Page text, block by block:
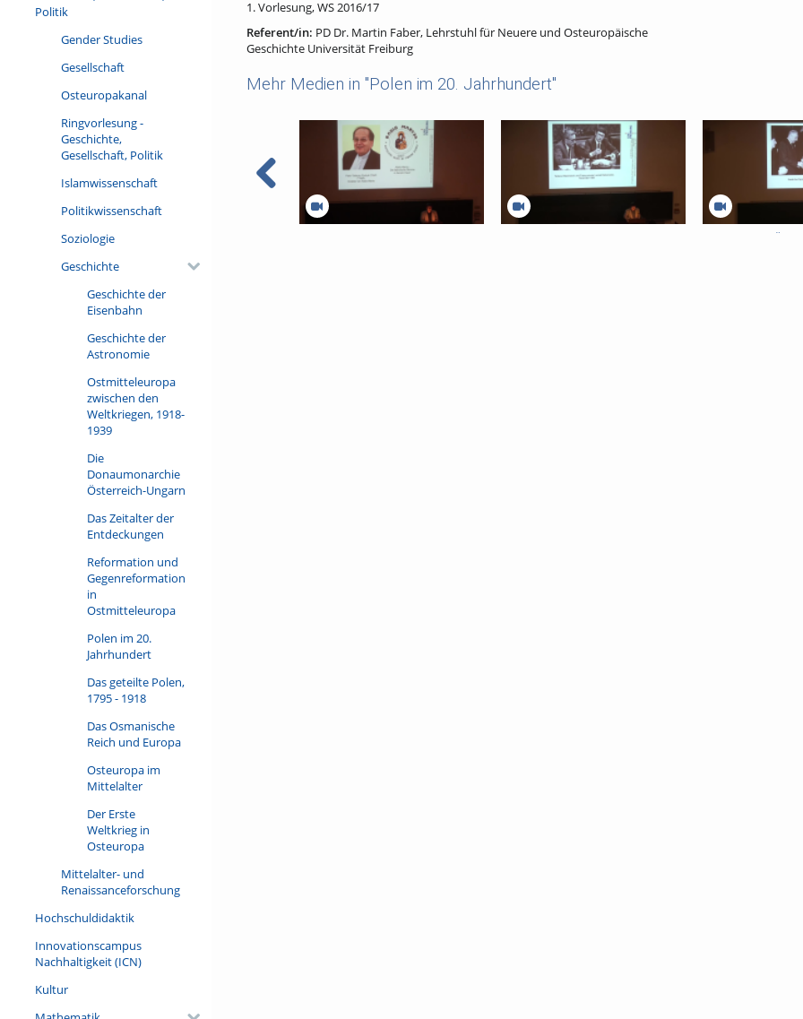
Politik
Gender Studies
Gesellschaft
Osteuropakanal
Ringvorlesung -
Geschichte,
Gesellschaft, Politik
Islamwissenschaft
Politikwissenschaft
Soziologie
Geschichte
Geschichte der
Eisenbahn
Geschichte der
Astronomie
Ostmitteleuropa
zwischen den
Weltkriegen, 1918-
1939
Die
Donaumonarchie
Österreich-Ungarn
Das Zeitalter der
Entdeckungen
Reformation und
Gegenreformation
in
Ostmitteleuropa
Polen im 20.
Jahrhundert
Das geteilte Polen,
1795 - 1918
Das Osmanische
Reich und Europa
Osteuropa im
Mittelalter
Der Erste
Weltkrieg in
Osteuropa
Mittelalter- und
Renaissanceforschung
Hochschuldidaktik
Innovationscampus
Nachhaltigkeit (ICN)
Kultur
1. Vorlesung, WS 2016/17
Referent/in: PD Dr. Martin Faber, Lehrstuhl für Neuere und Osteuropäische
Geschichte Universität Freiburg
Mehr Medien in "Polen im 20. Jahrhundert"
12.) Ende der Ära